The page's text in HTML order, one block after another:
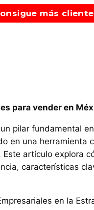
más
para vender en
pilar fundamental
en una herramienta
artículo explora
características
en la